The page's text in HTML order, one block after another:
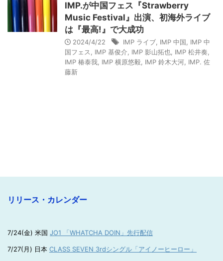
IMP.が中国フェス『Strawberry
Music Festival』出演、初海外ライブ
は『最高!』で大成功
2024/4/22 IMP ライブ IMP 中国
IMP 中
国フェス
IMP 基俊介 IMP 影山拓也 IMP 松井奏
IMP 椿泰我 IMP 横原悠毅 IMP 鈴木大河 IMP. 佐
藤新
リリース・カレンダー
7/24(金) 米国 JO1 「WHATCHA DOIN」先行配信
7/27(月) 日本 CLASS SEVEN 3rdシングル「アイノーヒーロー」